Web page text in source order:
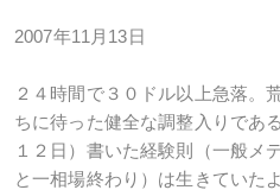
2007年11月13日
２４時間で３０ドル以上急落。
ちに待った健全な調整入りであ
１２日）書いた経験則（一般メ
と一相場終わり）は生きていたよ